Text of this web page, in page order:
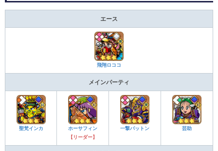
エース
飛翔ロココ
メインパーティ
聖梵インカ
ホーサフィン
【リーダー】
一撃パットン 芸助